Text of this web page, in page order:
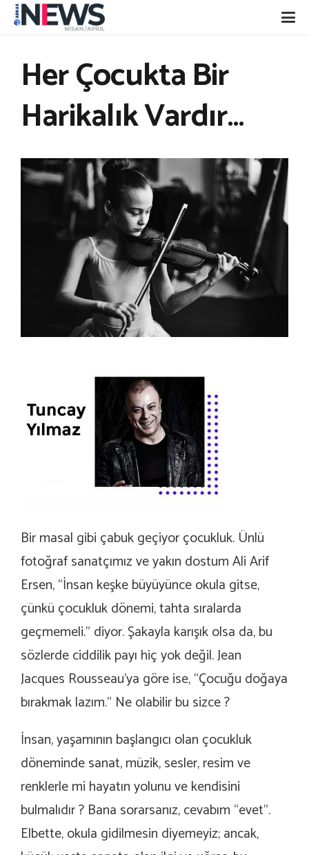
Her Çocukta Bir
Harikalık Vardır…
Bir masal gibi çabuk geçiyor çocukluk. Ünlü
fotoğraf sanatçımız ve yakın dostum Ali Arif
Ersen, “İnsan keşke büyüyünce okula gitse,
çünkü çocukluk dönemi, tahta sıralarda
geçmemeli.” diyor. Şakayla karışık olsa da, bu
sözlerde ciddilik payı hiç yok değil. Jean
Jacques Rousseau’ya göre ise, “Çocuğu doğaya
bırakmak lazım.” Ne olabilir bu sizce ?
İnsan, yaşamının başlangıcı olan çocukluk
döneminde sanat, müzik, sesler, resim ve
renklerle mi hayatın yolunu ve kendisini
bulmalıdır ? Bana sorarsanız, cevabım “evet”.
Elbette, okula gidilmesin diyemeyiz; ancak,